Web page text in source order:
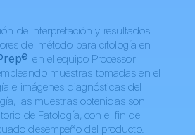
de interpretación y resultados
del método para citología en
en el equipo Processor
muestras tomadas en el
e imágenes diagnósticas del
las muestras obtenidas son
de Patología, con el fin de
desempeño del producto.